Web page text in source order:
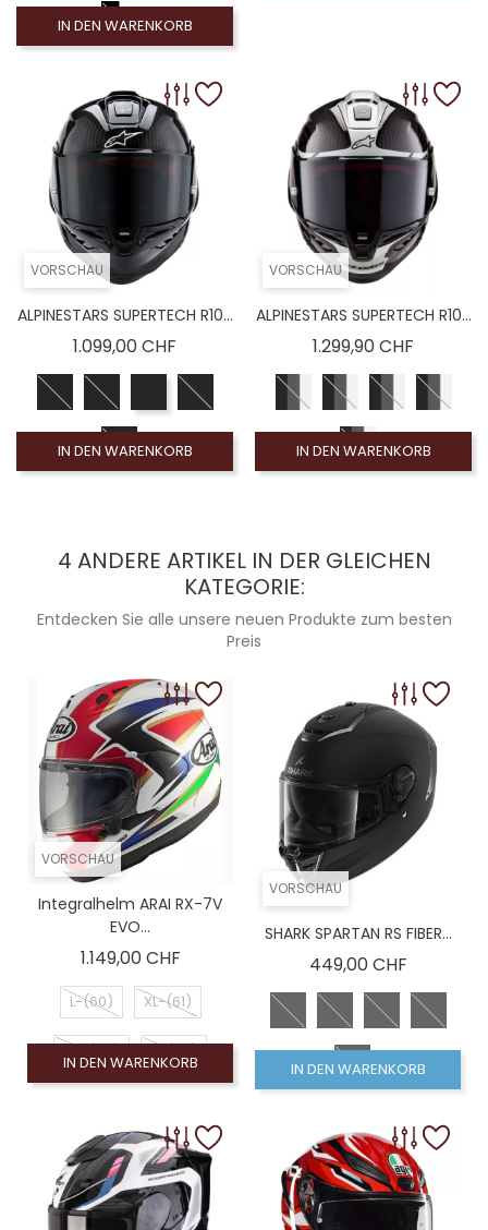
IN DEN WARENKORB
VORSCHAU
ALPINESTARS SUPERTECH R10...
1.099,00 CHF
IN DEN WARENKORB
VORSCHAU
ALPINESTARS SUPERTECH R10...
1.299,90 CHF
IN DEN WARENKORB
4 ANDERE ARTIKEL IN DER GLEICHEN
KATEGORIE:
Entdecken Sie alle unsere neuen Produkte zum besten
Preis
VORSCHAU
Integralhelm ARAI RX-7V
EVO...
1.149,00 CHFPreis
L-(60) XL-(61)
IN DEN WARENKORB
VORSCHAU
SHARK SPARTAN RS FIBER...
449,00 CHFPreis
IN DEN WARENKORB